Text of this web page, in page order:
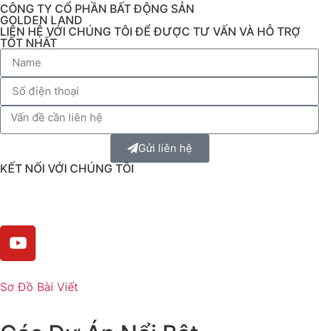
CÔNG TY CỔ PHẦN BẤT ĐỘNG SẢN
GOLDEN LAND
LIÊN HỆ VỚI CHÚNG TÔI ĐỂ ĐƯỢC TƯ VẤN VÀ HỖ TRỢ
TỐT NHẤT
Gửi liên hệ
KẾT NỐI VỚI CHÚNG TÔI
Sơ Đồ Bài Viết